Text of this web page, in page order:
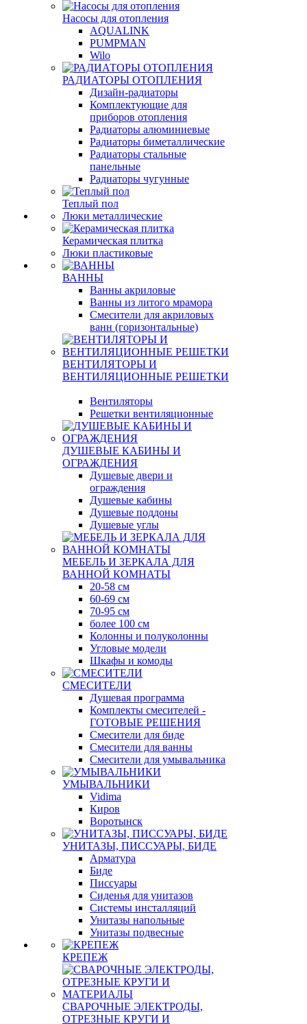
Насосы для отопления
AQUALINK
PUMPMAN
Wilo
РАДИАТОРЫ ОТОПЛЕНИЯ
Дизайн-радиаторы
Комплектующие для
приборов отопления
Радиаторы алюминиевые
Радиаторы биметаллические
Радиаторы стальные
панельные
Радиаторы чугунные
Теплый пол
Люки металлические
Керамическая плитка
Люки пластиковые
ВАННЫ
Ванны акриловые
Ванны из литого мрамора
Смесители для акриловых
ванн (горизонтальные)
ВЕНТИЛЯТОРЫ И
ВЕНТИЛЯЦИОННЫЕ РЕШЕТКИ
Вентиляторы
Решетки вентиляционные
ДУШЕВЫЕ КАБИНЫ И
ОГРАЖДЕНИЯ
Душевые двери и
ограждения
Душевые кабины
Душевые поддоны
Душевые углы
МЕБЕЛЬ И ЗЕРКАЛА ДЛЯ
ВАННОЙ КОМНАТЫ
20-58 см
60-69 см
70-95 см
более 100 см
Колонны и полуколонны
Угловые модели
Шкафы и комоды
СМЕСИТЕЛИ
Душевая программа
Комплекты смесителей -
ГОТОВЫЕ РЕШЕНИЯ
Смесители для биде
Смесители для ванны
Смесители для умывальника
УМЫВАЛЬНИКИ
Vidima
Киров
Воротынск
УНИТАЗЫ, ПИССУАРЫ, БИДЕ
Арматура
Биде
Писсуары
Сиденья для унитазов
Системы инсталляций
Унитазы напольные
Унитазы подвесные
КРЕПЕЖ
СВАРОЧНЫЕ ЭЛЕКТРОДЫ,
ОТРЕЗНЫЕ КРУГИ И